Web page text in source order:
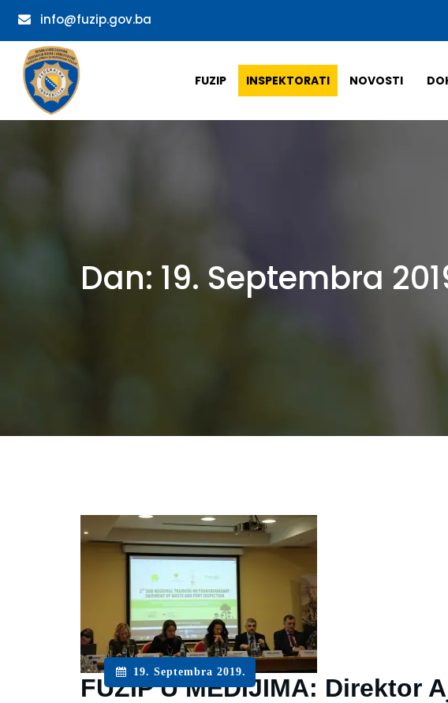
info@fuzip.gov.ba
FUZIP INSPEKTORATI NOVOSTI
Dan: 19. Septembra
19. Septembra 2019.
FUZIP U MEDIJIMA: Direktor